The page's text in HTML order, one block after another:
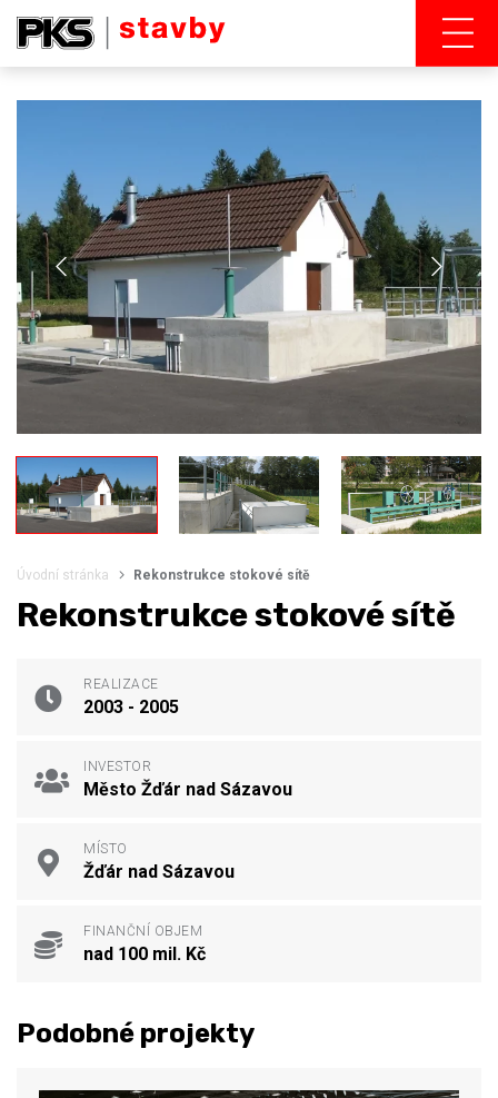
Úvodní stránka Rekonstrukce stokové sítě
Rekonstrukce stokové sítě
REALIZACE
2003 - 2005
INVESTOR
Město Žďár nad Sázavou
MÍSTO
Žďár nad Sázavou
FINANČNÍ OBJEM
nad 100 mil. Kč
Podobné projekty